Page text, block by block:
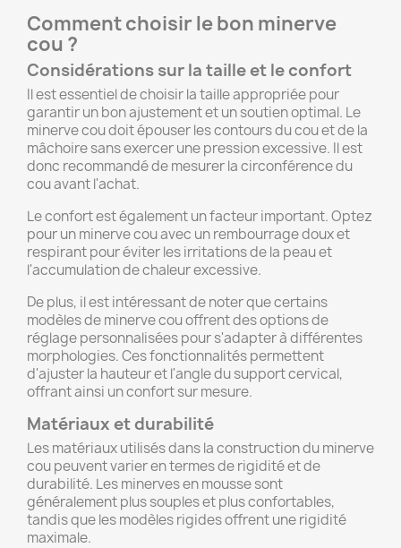
Comment choisir le bon minerve
cou ?
Considérations sur la taille et le confort
Il est essentiel de choisir la taille appropriée pour
garantir un bon ajustement et un soutien optimal. Le
minerve cou doit épouser les contours du cou et de la
mâchoire sans exercer une pression excessive. Il est
donc recommandé de mesurer la circonférence du
cou avant l'achat.
Le confort est également un facteur important. Optez
pour un minerve cou avec un rembourrage doux et
respirant pour éviter les irritations de la peau et
l'accumulation de chaleur excessive.
De plus, il est intéressant de noter que certains
modèles de minerve cou offrent des options de
réglage personnalisées pour s'adapter à différentes
morphologies. Ces fonctionnalités permettent
d'ajuster la hauteur et l'angle du support cervical,
offrant ainsi un confort sur mesure.
Matériaux et durabilité
Les matériaux utilisés dans la construction du minerve
cou peuvent varier en termes de rigidité et de
durabilité. Les minerves en mousse sont
généralement plus souples et plus confortables,
tandis que les modèles rigides offrent une rigidité
maximale.